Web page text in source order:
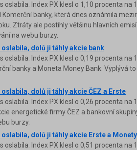
oslabila. Index PX klesl o 1,10 procenta na
Komerční banky, která dnes oznámila
Ztráty ale postihly většinu hlavních
na webu burzy.
oslabila, dolů ji táhly akcie bank
oslabila. Index PX klesl o 0,19 procenta na
banky a Moneta Money Bank. Vyplývá
dolů ji táhly akcie ČEZ a Erste
oslabila. Index PX klesl o 0,26 procenta na
energetické firmy ČEZ a bankovní
burzy.
oslabila, dolů ji táhly akcie Erste a Monety
oslabila. Index PX klesl o 0,51 procenta na